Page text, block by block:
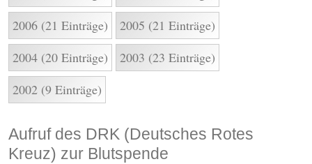
2006 (21 Einträge)
2005 (21 Einträge)
2004 (20 Einträge)
2003 (23 Einträge)
2002 (9 Einträge)
Aufruf des DRK (Deutsches Rotes
Kreuz) zur Blutspende